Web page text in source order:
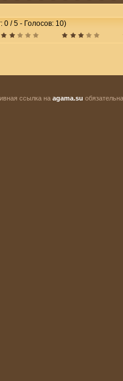
0 / 5 - Голосов: 10)
ссылка на agama.su